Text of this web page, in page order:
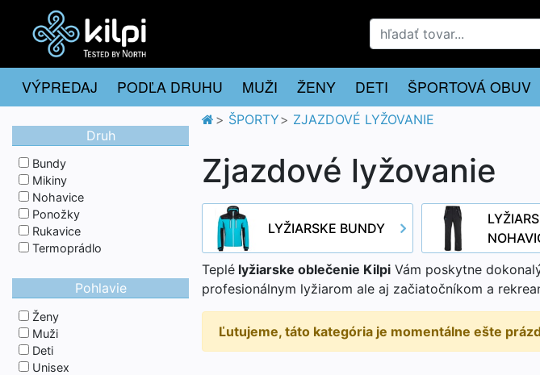
VÝPREDAJ PODĽA DRUHU MUŽI ŽENY DETI ŠPORTOVÁ OBUV
Druh
Bundy
Mikiny
Nohavice
Ponožky
Rukavice
Termoprádlo
Pohlavie
Ženy
Muži
Deti
Unisex
ŠPORTY ZJAZDOVÉ LYŽOVANIE
Zjazdové lyžovanie
LYŽIARSKE BUNDY
Teplé lyžiarske oblečenie Kilpi Vám poskytne
profesionálnym lyžiarom ale aj začiatočníkom a
Ľutujeme, táto kategória je momentálne ešte